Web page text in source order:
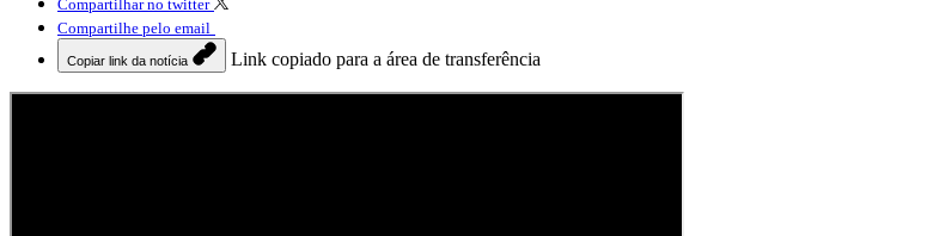
Compartilhar no twitter
Compartilhe pelo email
Copiar link da notícia Link copiado para a área de transferência